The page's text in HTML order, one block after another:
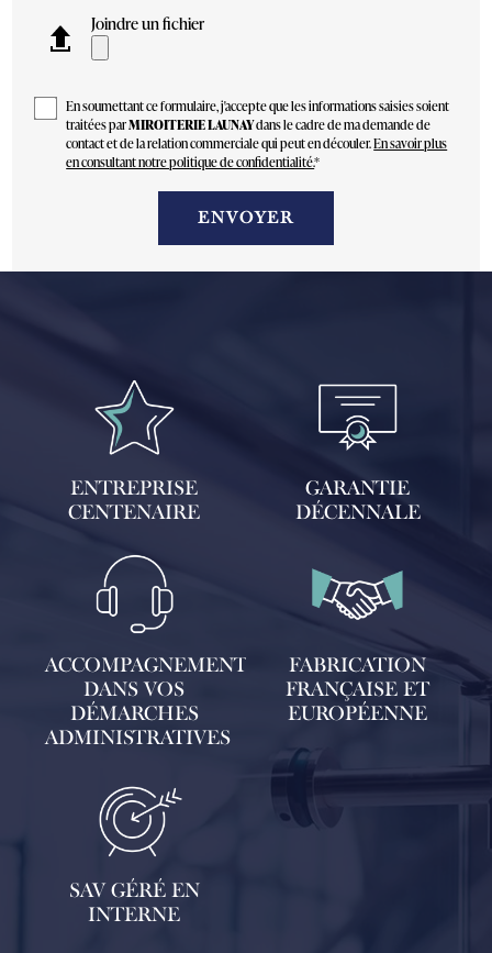
Joindre un fichier
En soumettant ce formulaire, j'accepte que les informations saisies soient
traitées parMIROITERIE LAUNAYdans le cadre de ma demande de
contact et de la relation commerciale qui peut en découler.En savoir plus
en consultant notre politique de confidentialité.*
ENTREPRISE
CENTENAIRE
GARANTIE
DÉCENNALE
ACCOMPAGNEMENT
DANS VOS
DÉMARCHES
ADMINISTRATIVES
FABRICATION
FRANÇAISE ET
EUROPÉENNE
SAV GÉRÉ EN
INTERNE